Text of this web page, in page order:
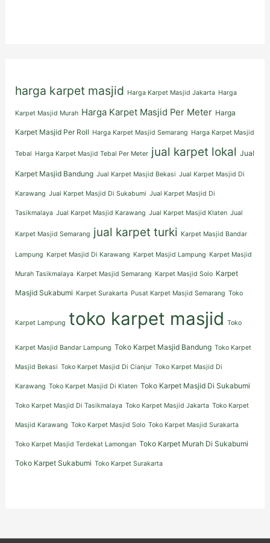
harga karpet masjid Harga Karpet Masjid Jakarta Harga
Karpet Masjid Murah Harga Karpet Masjid Per Meter Harga
Karpet Masjid Per Roll Harga Karpet Masjid Semarang Harga Karpet Masjid
Tebal Harga Karpet Masjid Tebal Per Meter jual karpet lokal Jual
Karpet Masjid Bandung Jual Karpet Masjid Bekasi Jual Karpet Masjid Di
Karawang Jual Karpet Masjid Di Sukabumi Jual Karpet Masjid Di
Tasikmalaya Jual Karpet Masjid Karawang Jual Karpet Masjid Klaten Jual
Karpet Masjid Semarang jual karpet turki Karpet Masjid Bandar
Lampung Karpet Masjid Di Karawang Karpet Masjid Lampung Karpet Masjid
Murah Tasikmalaya Karpet Masjid Semarang Karpet Masjid Solo Karpet
Masjid Sukabumi Karpet Surakarta Pusat Karpet Masjid Semarang Toko
Karpet Lampung toko karpet masjid Toko
Karpet Masjid Bandar Lampung Toko Karpet Masjid Bandung Toko Karpet
Masjid Bekasi Toko Karpet Masjid Di Cianjur Toko Karpet Masjid Di
Karawang Toko Karpet Masjid Di Klaten Toko Karpet Masjid Di Sukabumi
Toko Karpet Masjid Di Tasikmalaya Toko Karpet Masjid Jakarta Toko Karpet
Masjid Karawang Toko Karpet Masjid Solo Toko Karpet Masjid Surakarta
Toko Karpet Masjid Terdekat Lamongan Toko Karpet Murah Di Sukabumi
Toko Karpet Sukabumi Toko Karpet Surakarta